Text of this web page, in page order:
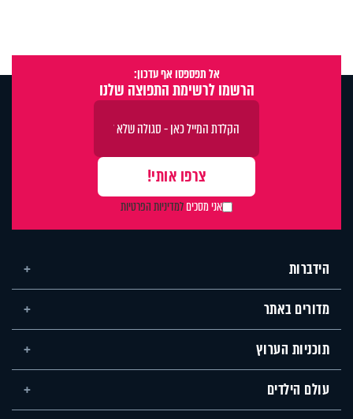
אל תפספסו אף עדכון:
הרשמו לרשימת התפוצה שלנו
אני מסכיםלמדיניות הפרטיות
הידברות
מדורים באתר
תוכניות הערוץ
עולם הילדים